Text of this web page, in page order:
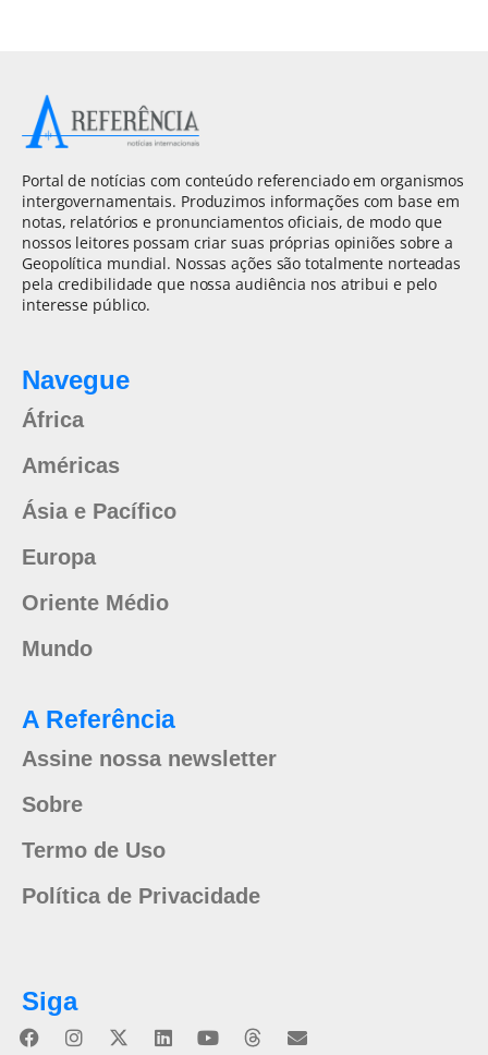
Portal de notícias com conteúdo referenciado em organismos
intergovernamentais. Produzimos informações com base em
notas, relatórios e pronunciamentos oficiais, de modo que
nossos leitores possam criar suas próprias opiniões sobre a
Geopolítica mundial. Nossas ações são totalmente norteadas
pela credibilidade que nossa audiência nos atribui e pelo
interesse público.
Navegue
África
Américas
Ásia e Pacífico
Europa
Oriente Médio
Mundo
A Referência
Assine nossa newsletter
Sobre
Termo de Uso
Política de Privacidade
Siga